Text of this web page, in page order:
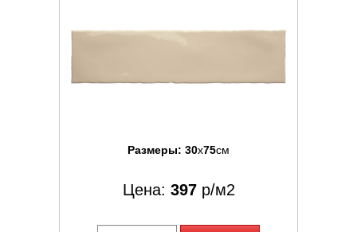
Размеры: 30x75см
Цена: 397р/м2